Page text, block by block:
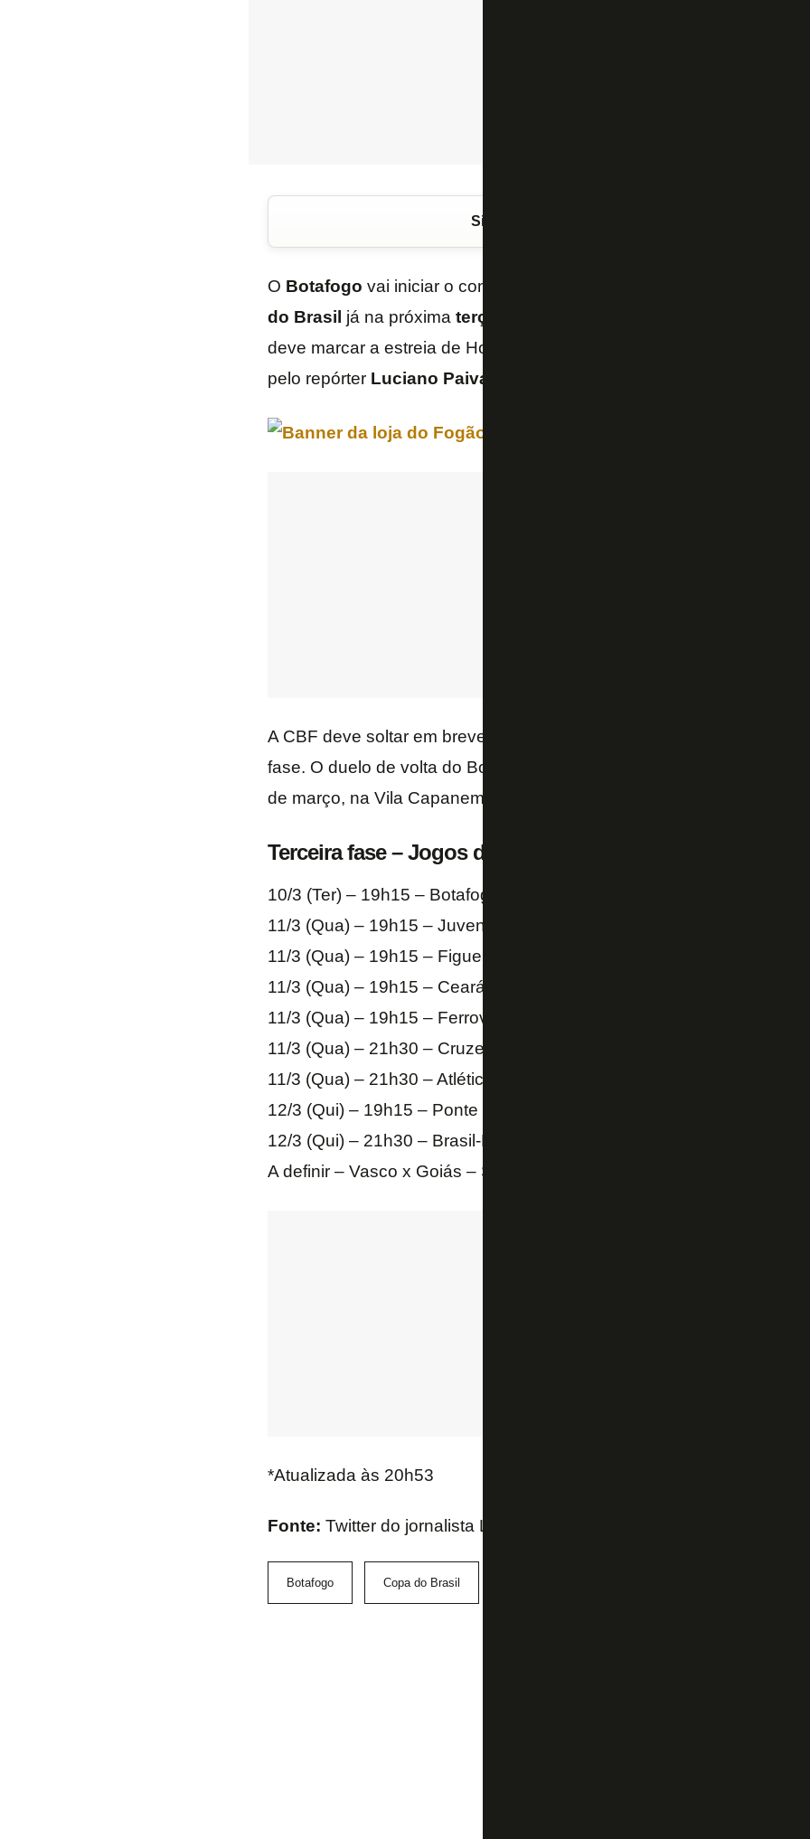
Siga o FogãoNET
O Botafogo vai iniciar o confronto contra o
do Brasil já na próxima terça-feira
deve marcar a estreia de Honda com a camisa alvinegra. A
pelo repórter Luciano Paiva
A CBF deve soltar em breve a tabela detalhada dos confrontos de
fase. O duelo de volta do Botafogo contra o Paraná será na semana
de março, na Vila Capanema, em Curitiba.
Terceira fase – Jogos de ida
10/3 (Ter) – 19h15 – Botafogo x Paraná – Nilton Santos
11/3 (Qua) – 19h15 – Juventude x América-RN – Alfredo Jaconi
11/3 (Qua) – 19h15 – Figueirense x Fluminense – Orlando Scarpelli
11/3 (Qua) – 19h15 – Ceará x Vitória – Castelão
11/3 (Qua) – 19h15 – Ferroviária x América-MG – Fonte Luminosa
11/3 (Qua) – 21h30 – Cruzeiro x CRB – Independência
11/3 (Qua) – 21h30 – Atlético-GO x São José – Olímpico Pedro
12/3 (Qui) – 19h15 – Ponte Preta x Afogados da Ingazeira – Moisés
12/3 (Qui) – 21h30 – Brasil-RS x Brusque – Bento Freitas
A definir – Vasco x Goiás – São Januário
*Atualizada às 20h53
Fonte: Twitter do jornalista Luciano Paiva (Meia Hora)
Botafogo Copa do Brasil